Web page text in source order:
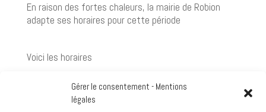
Gérer le consentement - Mentions
légales
la
Mairie
Robion
En raison des fortes chaleurs, la mairie de Robion
adapte ses horaires pour cette période
Voici les horaires
7h30 / 12h30 et de 13h00 à 14h30